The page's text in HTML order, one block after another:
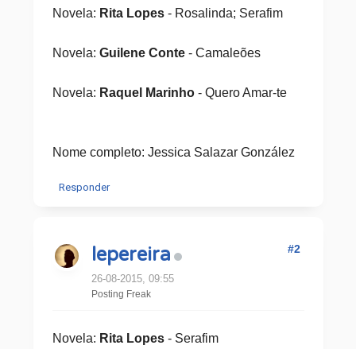
Novela: Rita Lopes- Rosalinda; Serafim
Novela: Guilene Conte- Camaleões
Novela: Raquel Marinho- Quero Amar-te
Nome completo: Jessica Salazar González
Responder
lepereira
26-08-2015, 09:55
Posting Freak
#2
Novela: Rita Lopes- Serafim